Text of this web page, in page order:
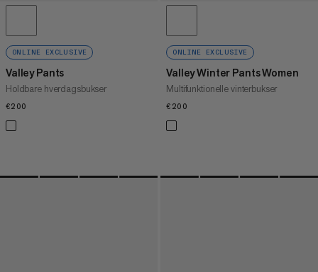
ONLINE EXCLUSIVE
Valley Pants
Holdbare hverdagsbukser
€200
ONLINE EXCLUSIVE
Valley Winter Pants Women
Multifunktionelle vinterbukser
€200